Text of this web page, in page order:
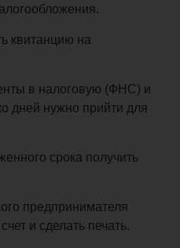
квитанцию на
в налоговую (ФНС) и
дней нужно прийти для
срока получить
предпринимателя
и сделать печать.